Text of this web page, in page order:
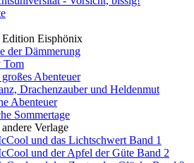
Edition Eisphönix
der Dämmerung
Tom
Abenteuer
Drachenzauber und Heldenmut
Abenteuer
Sommertage
Verlage
und das Lichtschwert Band 1
und der Apfel der Güte Band 2